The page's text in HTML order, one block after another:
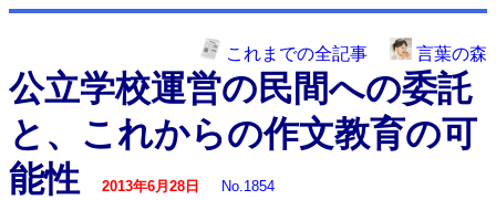
これまでの全記事 言葉の森
公立学校運営の民間への委託
と、これからの作文教育の可
能性
2013年6月28日 No.1854